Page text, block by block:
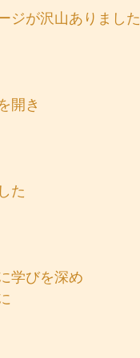
ジが沢山ありました
開き
た
学びを深め